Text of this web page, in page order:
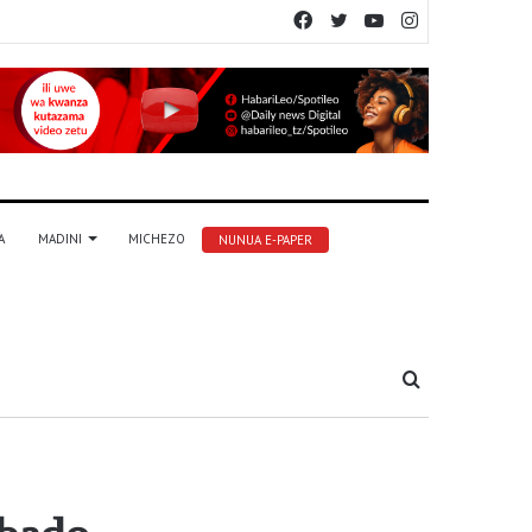
YouTube
Twitter
Facebook
MADINI MICHEZO NUNUA E-PAPER
Tafuta